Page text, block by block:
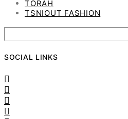
TORAH
TSNIOUT FASHION
RECHERCHER
SOCIAL LINKS